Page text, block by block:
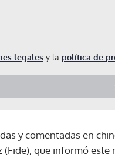
legales y la política de
y comentadas en
que informó